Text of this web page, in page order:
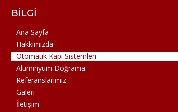
BILGI
Ana Sayfa
Hakkımızda
Otomatik Kapı Sistemleri
Alüminyum Doğrama
Referanslarımız
Galeri
İletişim